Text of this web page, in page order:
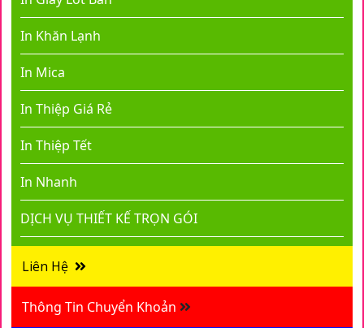
In Khăn Lạnh
In Mica
In Thiệp Giá Rẻ
In Thiệp Tết
In Nhanh
DỊCH VỤ THIẾT KẾ TRỌN GÓI
Liên Hệ
Thông Tin Chuyển Khoản